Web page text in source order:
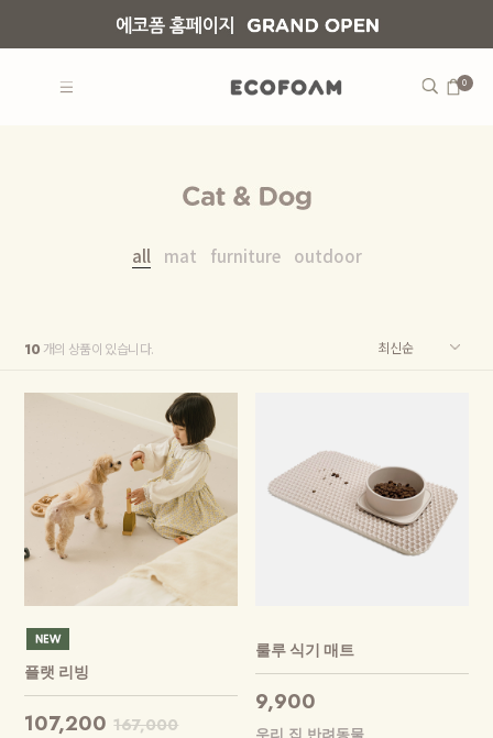
0
all mat furniture outdoor
10 개의 상품이 있습니다.
플랫 리빙
107,200 167,000
룰루 식기 매트
9,900
우리 집 반려동물